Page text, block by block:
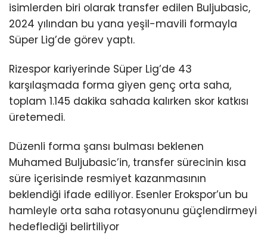
isimlerden biri olarak transfer edilen Buljubasic,
2024 yılından bu yana yeşil-mavili formayla
Süper Lig’de görev yaptı.
Rizespor kariyerinde Süper Lig’de 43
karşılaşmada forma giyen genç orta saha,
toplam 1.145 dakika sahada kalırken skor katkısı
üretemedi.
Düzenli forma şansı bulması beklenen
Muhamed Buljubasic’in, transfer sürecinin kısa
süre içerisinde resmiyet kazanmasının
beklendiği ifade ediliyor. Esenler Erokspor’un bu
hamleyle orta saha rotasyonunu güçlendirmeyi
hedeflediği belirtiliyor